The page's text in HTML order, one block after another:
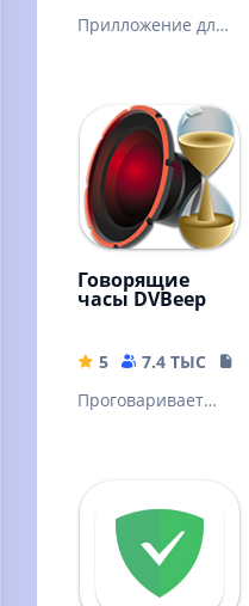
Прилложение для
Говорящие
часы DVBeep
5 7.4 ТЫС
Проговаривает
вашему графику